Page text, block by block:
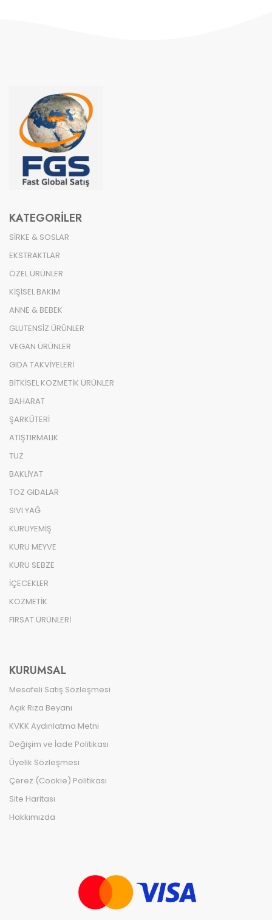
KATEGORILER
SİRKE & SOSLAR
EKSTRAKTLAR
ÖZEL ÜRÜNLER
KİŞİSEL BAKIM
ANNE & BEBEK
GLUTENSİZ ÜRÜNLER
VEGAN ÜRÜNLER
GIDA TAKVİYELERİ
BİTKİSEL KOZMETİK ÜRÜNLER
BAHARAT
ŞARKÜTERİ
ATIŞTIRMALIK
TUZ
BAKLİYAT
TOZ GIDALAR
SIVI YAĞ
KURUYEMİŞ
KURU MEYVE
KURU SEBZE
İÇECEKLER
KOZMETİK
FIRSAT ÜRÜNLERİ
KURUMSAL
Mesafeli Satış Sözleşmesi
Açık Rıza Beyanı
KVKK Aydınlatma Metni
Değişim ve İade Politikası
Üyelik Sözleşmesi
Çerez (Cookie) Politikası
Site Haritası
Hakkımızda